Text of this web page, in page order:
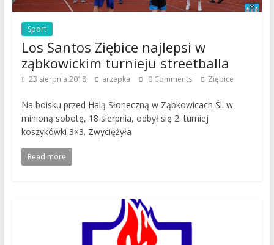
Sport
Los Santos Ziębice najlepsi w
ząbkowickim turnieju streetballa
23 sierpnia 2018 arzepka 0 Comments Ziębice
Na boisku przed Halą Słoneczną w Ząbkowicach Śl. w
minioną sobotę, 18 sierpnia, odbył się 2. turniej
koszykówki 3×3. Zwyciężyła
Read more